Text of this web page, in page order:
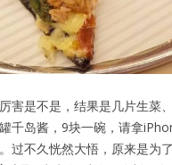
害是不是，结果是几片生菜
千岛酱，9块一碗，请拿
过不久恍然大悟，原来是为